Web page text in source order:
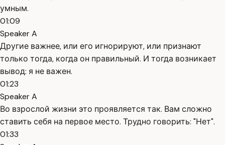
умным.
01:09
Speaker A
Другие важнее, или его игнорируют, или признают
только тогда, когда он правильный. И тогда возникает
вывод: я не важен.
01:23
Speaker A
Во взрослой жизни это проявляется так. Вам сложно
ставить себя на первое место. Трудно говорить: "Нет".
01:33